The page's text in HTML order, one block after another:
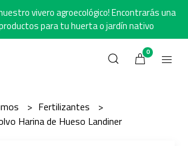
vivero agroecológico! Encontrarás una
para tu huerta o jardín nativo
0
Fertilizantes
Harina de Hueso Landiner